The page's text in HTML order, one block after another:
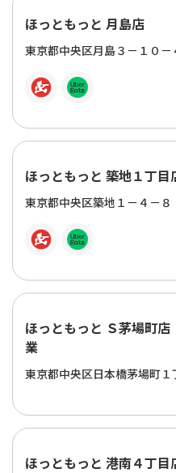
ほっともっと 月島店
東京都中央区月島３－１０－
ほっともっと 築地１丁目
東京都中央区築地１－４－８
ほっともっと Ｓ茅場町
業
東京都中央区日本橋茅場町１
ほっともっと 港南４丁目